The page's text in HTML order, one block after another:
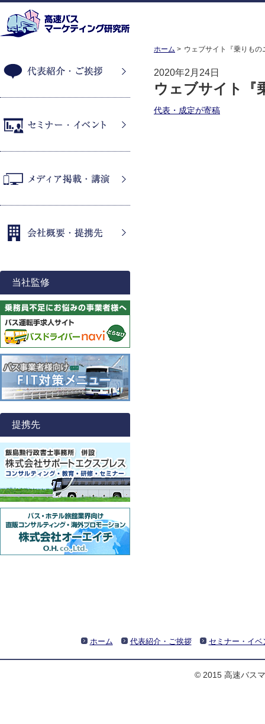
ホーム ウェブサイト『乗りもの
2020年2月24日
ウェブサイト『
代表・成定が寄稿
当社監修
提携先
ホーム 代表紹介・ご挨拶 セミナー・イベ
© 2015 高速バス